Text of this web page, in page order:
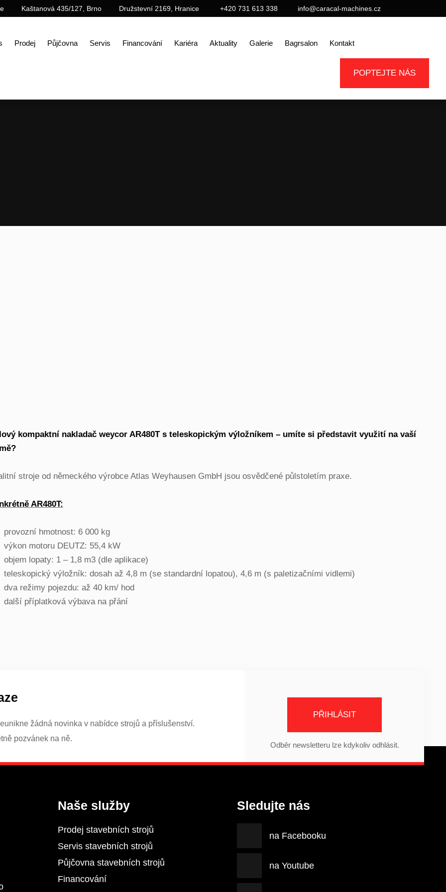
+420 731 613 338 info@caracal-machines.cz
Kaštanová 435/127, Brno Družstevní 2169, Hranice
Prodej Půjčovna Servis Financování Kariéra Aktuality Galerie Bagrsalon Kontakt
POPTEJTE NÁS
kompaktní nakladač weycor AR480T s teleskopickým výložníkem – umíte si představit využití na vaší
stroje od německého výrobce Atlas Weyhausen GmbH jsou osvědčené půlstoletím praxe.
AR480T:
⁠provozní hmotnost: 6 000 kg
⁠⁠výkon motoru DEUTZ: 55,4 kW
⁠⁠objem lopaty: 1 – 1,8 m3 (dle aplikace)
⁠⁠teleskopický výložník: dosah až 4,8 m (se standardní lopatou), 4,6 m (s paletizačními vidlemi)
⁠⁠dva režimy pojezdu: až 40 km/ hod
⁠⁠další příplatková výbava na přání
žádná novinka v nabídce strojů a příslušenství.
pozvánek na ně.
PŘIHLÁSIT
Odběr newsletteru lze kdykoliv odhlásit.
Naše služby
Prodej stavebních strojů
Servis stavebních strojů
Půjčovna stavebních strojů
Financování
Sledujte nás
na Facebooku
na Youtube